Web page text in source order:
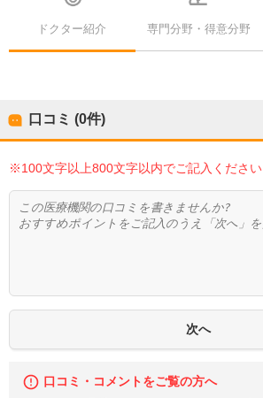
ドクター紹介 専門分野・得意分野
口コミ (0件)
※100文字以上800文字以内でご記入ください
口コミ・コメントをご覧の方へ